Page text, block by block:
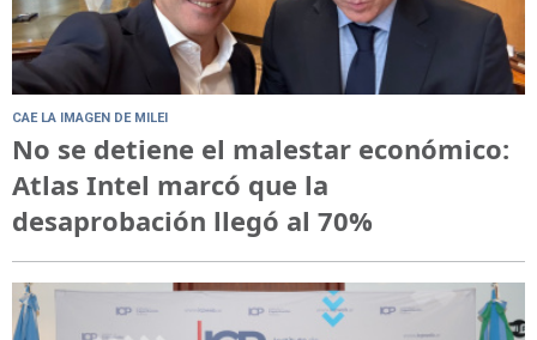
CAE LA IMAGEN DE MILEI
No se detiene el malestar económico:
Atlas Intel marcó que la
desaprobación llegó al 70%